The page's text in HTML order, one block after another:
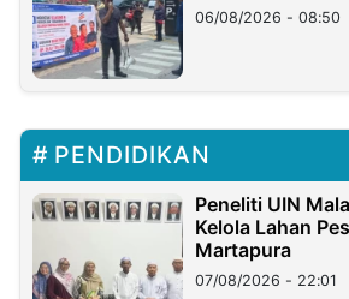
06/08/2026 - 08:50
PENDIDIKAN
Peneliti UIN
Kelola Lahan
Martapura
07/08/2026 - 22:01